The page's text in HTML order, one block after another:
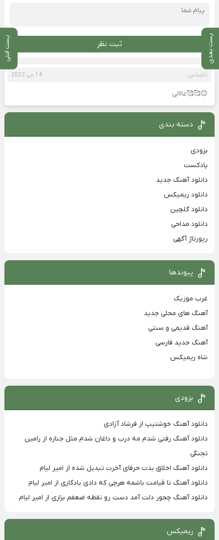
پست بعدی پست قبلی ثبت نظر
ناشناس 14 می 2022
😊🥰🥰عااالی
دسته بندی
بزودی
پادکست
دانلود آهنگ جدید
دانلود ریمیکس
دانلود گلچین
دانلود مداحی
رپورتاژ آگهی
پیوندها
غرب موزیک
آهنگ های محلی جدید
آهنگ قدیمی و سنتی
آهنگ جدید فارسی
شاه ریمیکس
بزودی
دانلود آهنگ خوشتیپ از فرشاد آزادی
دانلود آهنگ رفتی شدم مه درب و داغان شدم مثل جنازه از رامین
تجنگی
دانلود آهنگ اخلاق بدت حرفای آخرت تبدیل شده از امیر لیام
دانلود آهنگ تا قیامت باشمه هرچی که دادی یادگاری از امیر لیام
دانلود آهنگ چجور دلت آمد دست رو نقطه ضعفم بزاری از امیر لیام
ریمیکس